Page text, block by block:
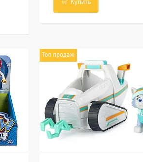
Купить
Топ продаж